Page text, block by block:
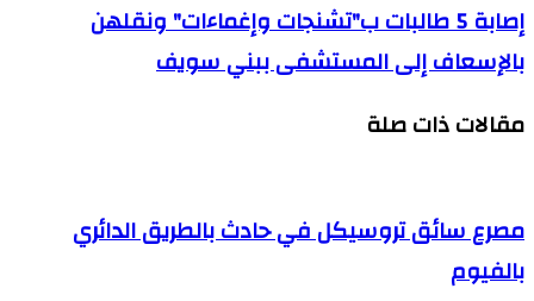
إصابة 5 طالبات ب"تشنجات وإغماءات" ونقلهن
بالإسعاف إلى المستشفى ببني سويف
مقالات ذات صلة
مصرع سائق تروسيكل في حادث بالطريق الدائري
بالفيوم